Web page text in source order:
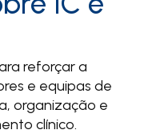
reforçar a
e equipas de
organização e
clínico.